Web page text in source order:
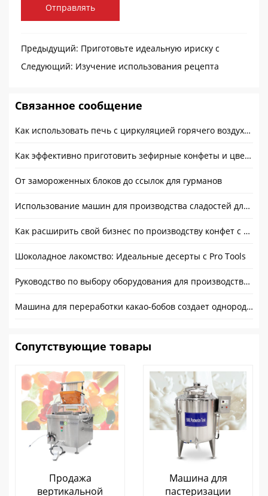
Отправлять
Предыдущий: Приготовьте идеальную ириску с
помощью машины для съема конфет — пошаговое
Следующий: Изучение использования рецепта
Связанное сообщение
Как использовать печь с циркуляцией горячего воздуха для профессиональной сушки продуктов питания
Как эффективно приготовить зефирные конфеты и цветы?
От замороженных блоков до ссылок для гурманов
Использование машин для производства сладостей для легкого изготовления сладостей
Как расширить свой бизнес по производству конфет с помощью профессионального оборудования для производства леденцов?
Шоколадное лакомство: Идеальные десерты с Pro Tools
Руководство по выбору оборудования для производства шоколада
Машина для переработки какао-бобов создает однородный шоколадный соус
Сопутствующие товары
Продажа
вертикальной
Машина для
пастеризации